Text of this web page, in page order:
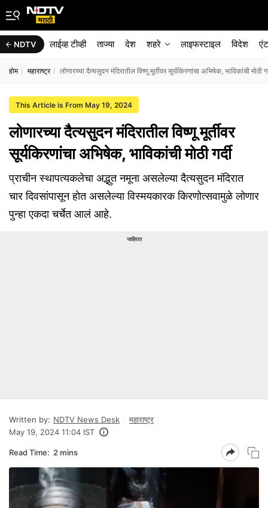
NDTV लाईव्ह टीव्ही ताज्या देश शहरे लाइफस्टाइल विदेश
होम महाराष्ट्र लोणारच्या दैत्यसुदन मंदिरातील विष्णू मूर्तीवर सूर्यकिरणांचा अभिषेक, भाविकांची मोठी
This Article is From May 19, 2024
लोणारच्या दैत्यसुदन मंदिरातील विष्णू मूर्तीवर
सूर्यकिरणांचा अभिषेक, भाविकांची मोठी गर्दी
प्राचीन स्थापत्यकलेचा अद्भुत नमूना असलेल्या दैत्यसुदन मंदिरात
चार दिवसांपासून होत असलेल्या विस्मयकारक किरणोत्सवामुळे लोणार
पुन्हा एकदा चर्चेत आलं आहे.
जाहिरात
Written by: NDTV News Desk
महाराष्ट्र
May 19, 2024 11:04 IST
Read Time: 2 mins